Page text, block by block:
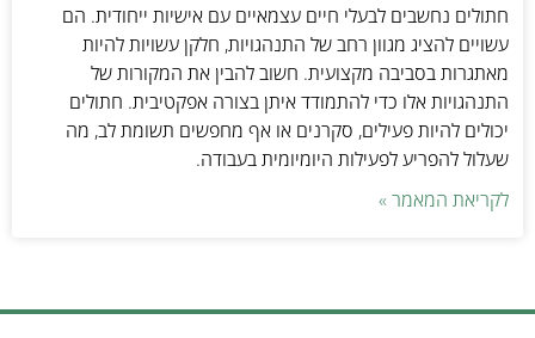
חתולים נחשבים לבעלי חיים עצמאיים עם אישיות ייחודית. הם
עשויים להציג מגוון רחב של התנהגויות, חלקן עשויות להיות
מאתגרות בסביבה מקצועית. חשוב להבין את המקורות של
התנהגויות אלו כדי להתמודד איתן בצורה אפקטיבית. חתולים
יכולים להיות פעילים, סקרנים או אף מחפשים תשומת לב, מה
שעלול להפריע לפעילות היומיומית בעבודה.
לקריאת המאמר »